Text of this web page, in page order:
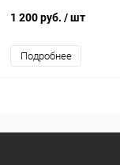
1 200 руб. / шт
Подробнее